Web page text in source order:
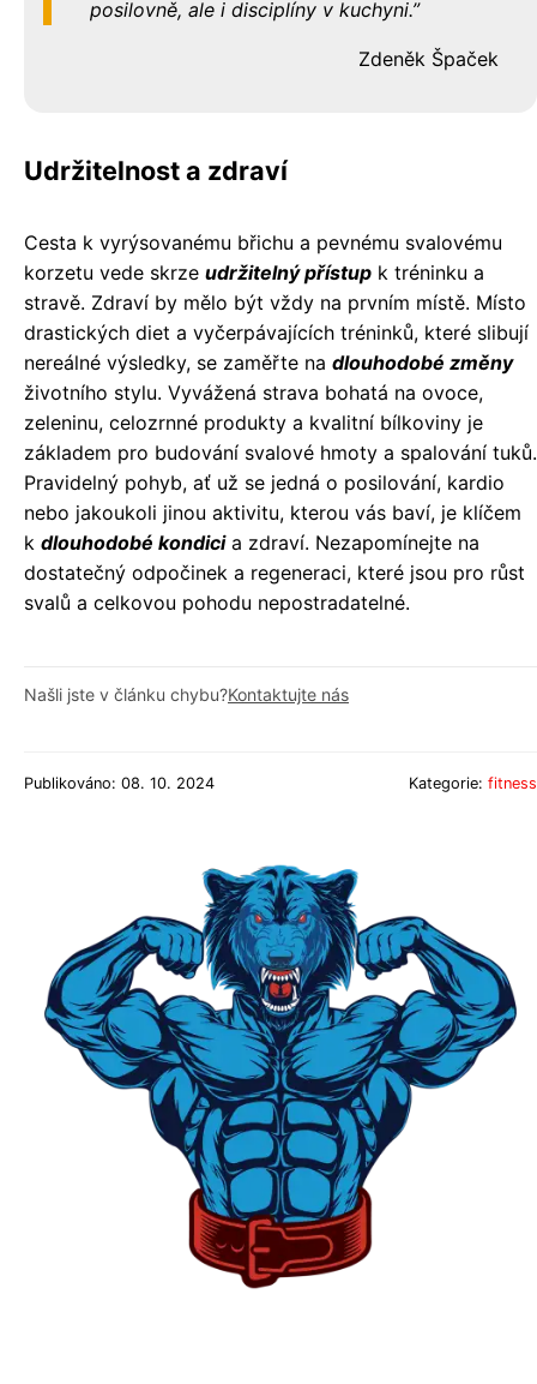
posilovně, ale i disciplíny v kuchyni.
Zdeněk Špaček
Udržitelnost a zdraví
Cesta k vyrýsovanému břichu a pevnému svalovému
korzetu vede skrze udržitelný přístup k tréninku a
stravě. Zdraví by mělo být vždy na prvním místě. Místo
drastických diet a vyčerpávajících tréninků, které slibují
nereálné výsledky, se zaměřte na dlouhodobé změny
životního stylu. Vyvážená strava bohatá na ovoce,
zeleninu, celozrnné produkty a kvalitní bílkoviny je
základem pro budování svalové hmoty a spalování tuků.
Pravidelný pohyb, ať už se jedná o posilování, kardio
nebo jakoukoli jinou aktivitu, kterou vás baví, je klíčem
k dlouhodobé kondicia zdraví. Nezapomínejte na
dostatečný odpočinek a regeneraci, které jsou pro růst
svalů a celkovou pohodu nepostradatelné.
Našli jste v článku chybu?Kontaktujte nás
Publikováno: 08. 10. 2024 Kategorie: fitness